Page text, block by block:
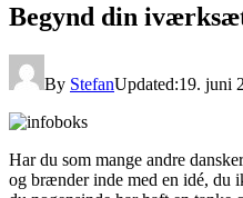
Begynd din
By StefanUpdated:19. juni
Har du som mange andre
og brænder inde med en idé, du